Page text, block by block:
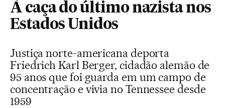
À caça do último nazista nos
Estados Unidos
Justiça norte-americana deporta
Friedrich Karl Berger, cidadão alemão de
95 anos que foi guarda em um campo de
concentração e vivia no Tennessee desde
1959